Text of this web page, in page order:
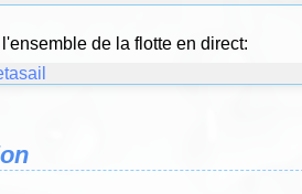
de la flotte en direct: